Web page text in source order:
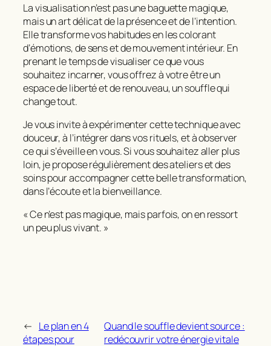
Lavisualisationn’est pas une baguette magique,
mais un art délicat de la présence et de l’intention.
Elle transforme vos habitudes en les colorant
d’émotions, de sens et de mouvement intérieur. En
prenant le temps de visualiser ce que vous
souhaitez incarner, vous offrez à votre être un
espace de liberté et de renouveau, un souffle qui
change tout.
Je vous invite à expérimenter cette technique avec
douceur, à l’intégrer dans vos rituels, et à observer
ce qui s’éveille en vous. Si vous souhaitez aller plus
loin, je propose régulièrement des ateliers et des
soins pour accompagner cette belle transformation,
dans l’écoute et la bienveillance.
« Ce n’est pas magique, mais parfois, on en ressort
un peu plus vivant. »
← Le plan en 4
étapes pour
Quand le souffle devient source :
redécouvrir votre énergie vitale